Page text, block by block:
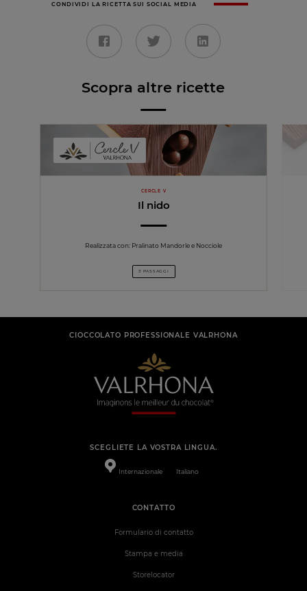
CONDIVIDI LA RICETTA SUI SOCIAL MEDIA
Scopra altre ricette
CERCLE V
Il nido
Realizzata con: Pralinato Mandorle e Nocciole
3 PASSAGGI
CIOCCOLATO PROFESSIONALE VALRHONA
SCEGLIETE LA VOSTRA LINGUA.
Internazionale Italiano
CONTATTO
Formulario di contatto
Stampa e media
Storelocator